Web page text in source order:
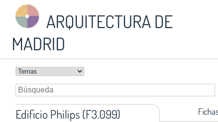
ARQUITECTURA DE
MADRID
Edificio Philips (F3.099)